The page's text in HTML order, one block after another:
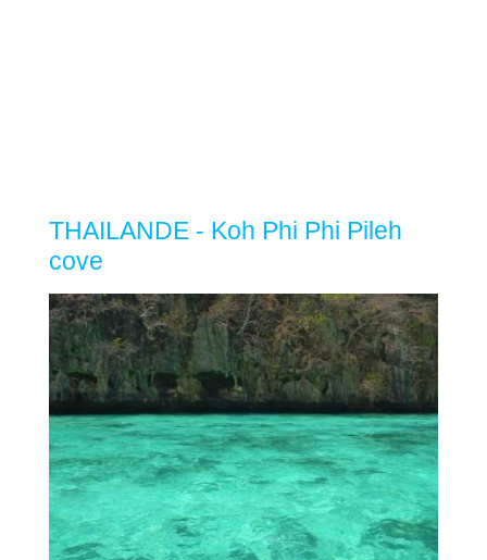
THAILANDE - Koh Phi Phi Pileh
cove